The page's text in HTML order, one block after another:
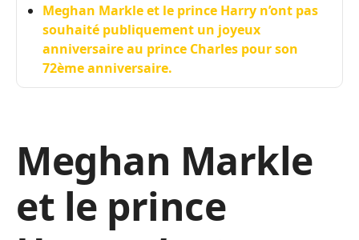
Meghan Markle et le prince Harry n’ont pas
souhaité publiquement un joyeux
anniversaire au prince Charles pour son
72ème anniversaire.
Meghan Markle
et le prince